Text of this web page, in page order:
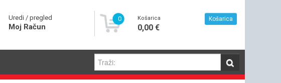
Uredi / pregled
Moj Račun
0 Košarica
0,00 €
Košarica